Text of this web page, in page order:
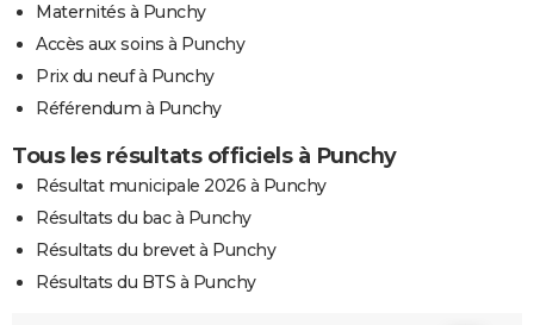
Maternités à Punchy
Accès aux soins à Punchy
Prix du neuf à Punchy
Référendum à Punchy
Tous les résultats officiels à Punchy
Résultat municipale 2026 à Punchy
Résultats du bac à Punchy
Résultats du brevet à Punchy
Résultats du BTS à Punchy